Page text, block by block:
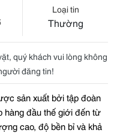
Loại tin
Thường
quý khách vui lòng không
đăng tin!
sản xuất bởi tập đoàn
hàng đầu thế giới đến từ
cao, độ bền bỉ và khả